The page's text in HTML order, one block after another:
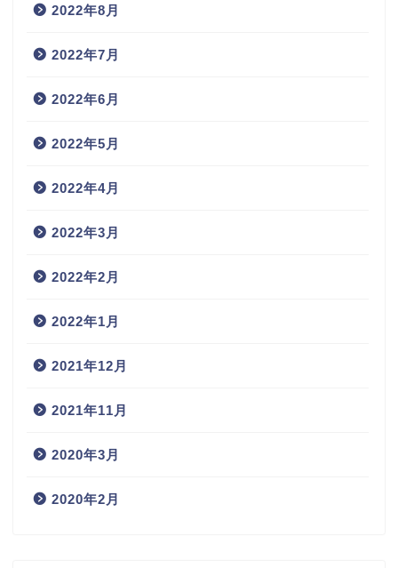
2022年8月
2022年7月
2022年6月
2022年5月
2022年4月
2022年3月
2022年2月
2022年1月
2021年12月
2021年11月
2020年3月
2020年2月